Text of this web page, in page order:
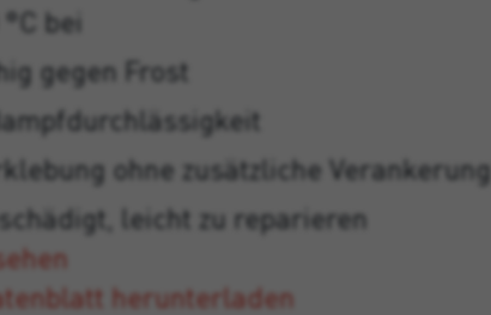
bei
gegen Frost
ohne zusätzliche Verankerung
leicht zu reparieren
herunterladen